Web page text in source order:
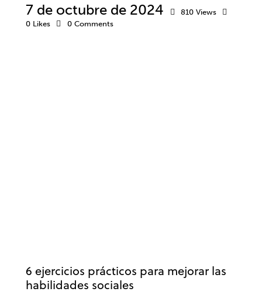
7 de octubre de 2024 810 Views
0 Likes 0 Comments
6 ejercicios prácticos para mejorar las
habilidades sociales